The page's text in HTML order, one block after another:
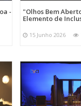
- "Olhos Bem
Elemento de
15 Junho 2026